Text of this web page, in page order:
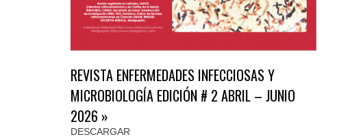
REVISTA ENFERMEDADES INFECCIOSAS Y
MICROBIOLOGÍA EDICIÓN # 2 ABRIL – JUNIO
2026 »
DESCARGAR